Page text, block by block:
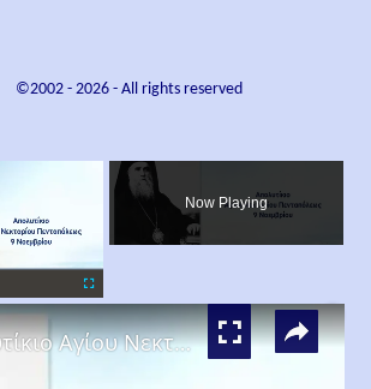
©2002 - 2026- All rights reserved
Now Playing
×
Απολυτίκιο Αγίου Νεκταρίου Επισκόπου Πενταπόλεως